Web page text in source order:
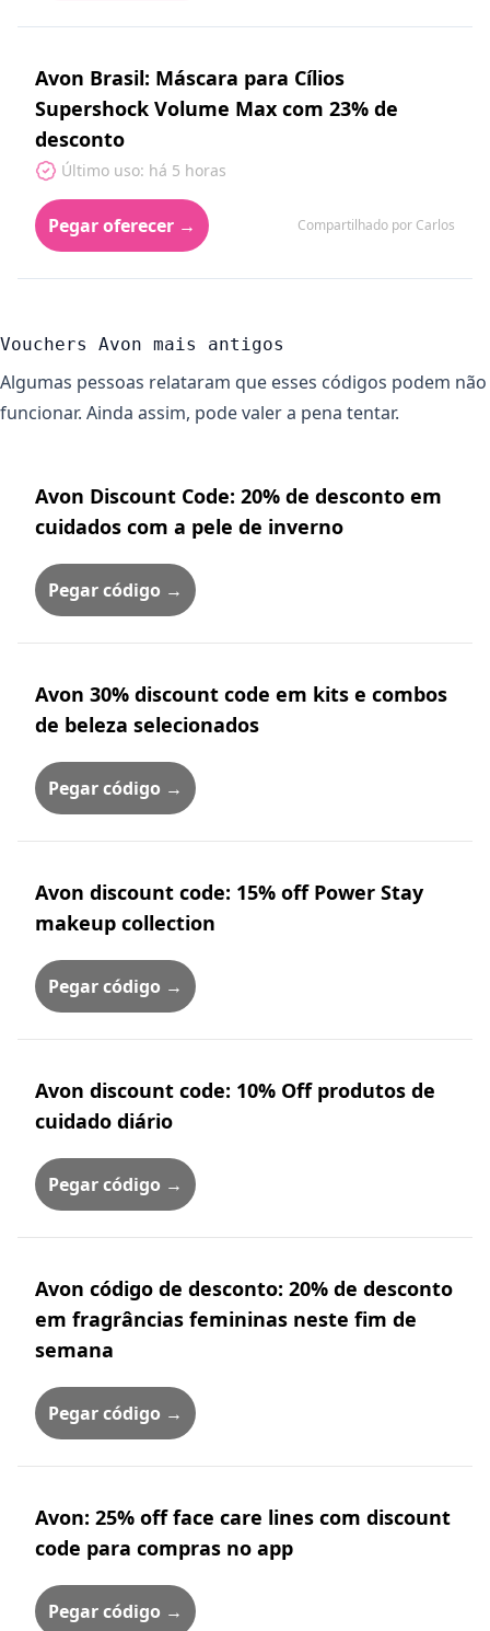
Avon Brasil: Máscara para Cílios
Supershock Volume Max com 23% de
desconto
Último uso: há 5 horas
Pegar oferecer → Compartilhado por Carlos
Vouchers Avon mais antigos
Algumas pessoas relataram que esses códigos podem não
funcionar. Ainda assim, pode valer a pena tentar.
Avon Discount Code: 20% de desconto em
cuidados com a pele de inverno
Pegar código →
Avon 30% discount code em kits e combos
de beleza selecionados
Pegar código →
Avon discount code: 15% off Power Stay
makeup collection
Pegar código →
Avon discount code: 10% Off produtos de
cuidado diário
Pegar código →
Avon código de desconto: 20% de desconto
em fragrâncias femininas neste fim de
semana
Pegar código →
Avon: 25% off face care lines com discount
code para compras no app
Pegar código →